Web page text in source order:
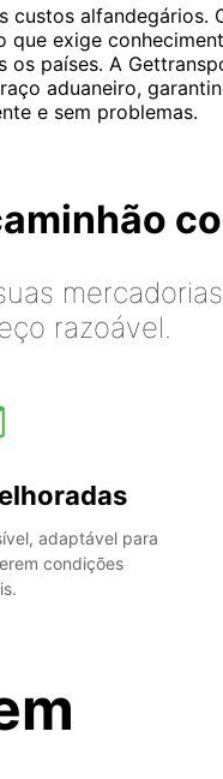
custos alfandegários.
que exige
os países. A
aduaneiro,
e sem problemas.
razoável.
adaptável para
condições